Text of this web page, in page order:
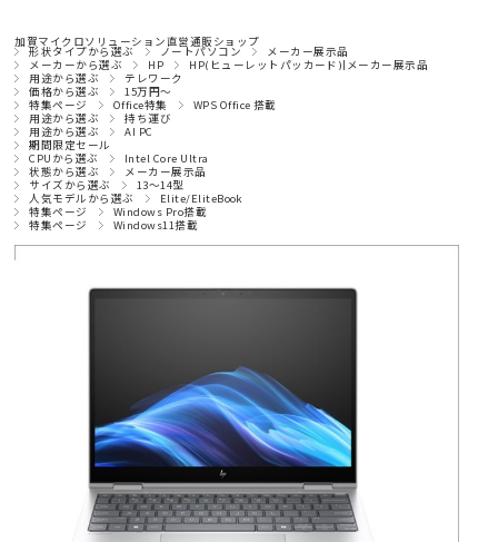
加賀マイクロソリューション直営通販ショップ
形状タイプから選ぶ ノートパソコン
メーカー展示品
メーカーから選ぶ
HP
HP(ヒューレットパッカード)|メーカー展示品
用途から選ぶ
テレワーク
価格から選ぶ
15万円～
特集ページ
Office特集
WPS Office 搭載
用途から選ぶ
持ち運び
用途から選ぶ
AI PC
期間限定セール
CPUから選ぶ
Intel Core Ultra
状態から選ぶ
メーカー展示品
サイズから選ぶ
13～14型
人気モデルから選ぶ
Elite/EliteBook
特集ページ
Windows Pro搭載
特集ページ
Windows11搭載